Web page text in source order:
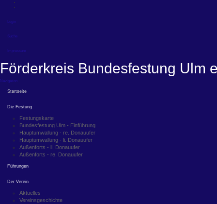
Login
Suche
Impressum
Förderkreis Bundesfestung Ulm
Navigation
Startseite
Die Festung
Festungskarte
Bundesfestung Ulm - Einführung
Hauptumwallung - re. Donauufer
Hauptumwallung - li. Donauufer
Außenforts - li. Donauufer
Außenforts - re. Donauufer
Führungen
Der Verein
Aktuelles
Vereinsgeschichte